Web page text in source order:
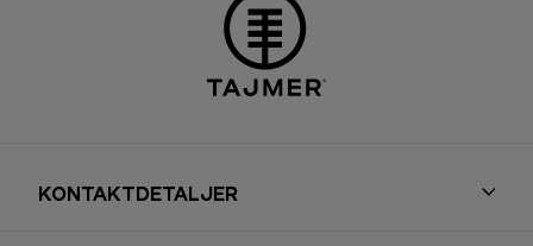
KONTAKTDETALJER